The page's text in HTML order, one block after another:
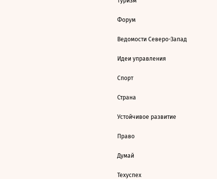
Форум
Ведомости Северо-Запад
Идеи управления
Спорт
Страна
Устойчивое развитие
Право
Думай
Техуспех